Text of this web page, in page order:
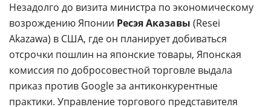
Незадолго до визита министра по экономическому
возрождению Японии Ресэя Аказавы (Resei
Akazawa) в США, где он планирует добиваться
отсрочки пошлин на японские товары, Японская
комиссия по добросовестной торговле выдала
приказ против Google за антиконкурентные
практики. Управление торгового представителя